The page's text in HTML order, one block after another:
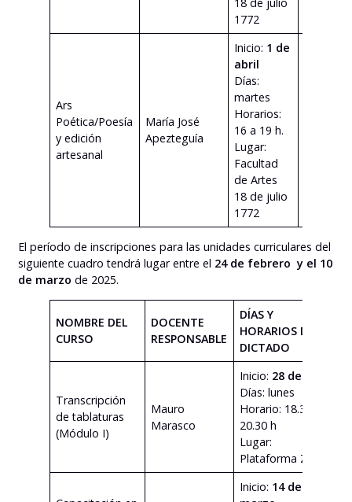
1772
Ars
Poética/Poesía
y edición
artesanal
María José
Apezteguía
Inicio: 1 de
abril
Días:
martes
Horarios:
16 a 19 h.
Lugar:
Facultad
de Artes
18 de julio
1772
El período de inscripciones para las unidades curriculares del
siguiente cuadro tendrá lugar entre el 24 de febrero y el 10
de marzo de 2025.
NOMBRE DEL
CURSO
DOCENTE
RESPONSABLE
DÍAS Y
HORARIOS DE
DICTADO
Transcripción
de tablaturas
(Módulo I)
Mauro
Marasco
Inicio: 28 de abril
Días: lunes
Horario: 18.30 a
20.30 h
Lugar:
Plataforma Zoom
Inicio: 14 de